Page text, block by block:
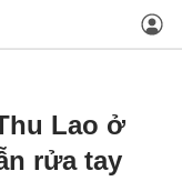
Lao ở
rửa tay